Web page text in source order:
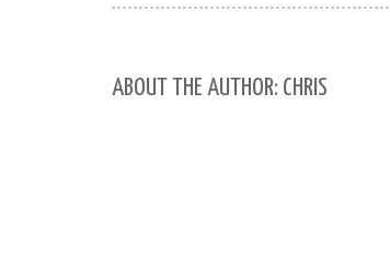
ABOUT THE AUTHOR: CHRIS